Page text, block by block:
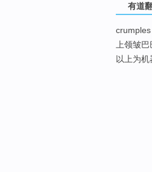
有道
上领皱
以上为